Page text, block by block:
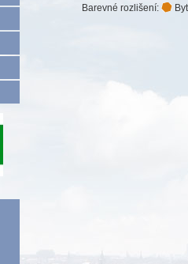
Barevné rozlišení: